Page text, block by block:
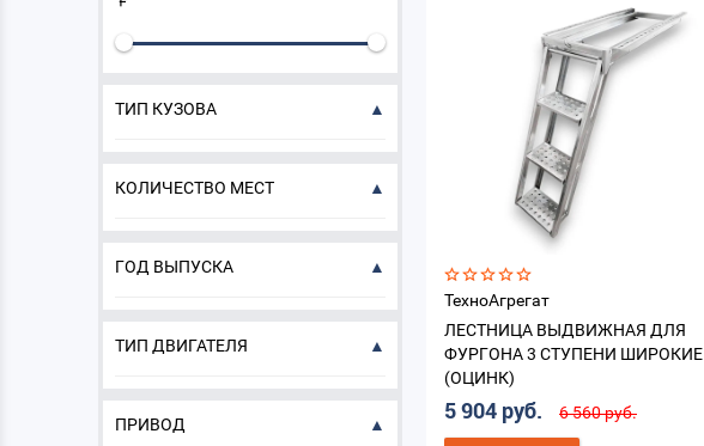
ТИП КУЗОВА
КОЛИЧЕСТВО МЕСТ
ГОД ВЫПУСКА
ТИП ДВИГАТЕЛЯ
ПРИВОД
ТехноАгрегат
ЛЕСТНИЦА ВЫДВИЖНАЯ ДЛЯ
ФУРГОНА 3 СТУПЕНИ ШИРОКИЕ
(ОЦИНК)
5 904 руб. 6 560 руб.